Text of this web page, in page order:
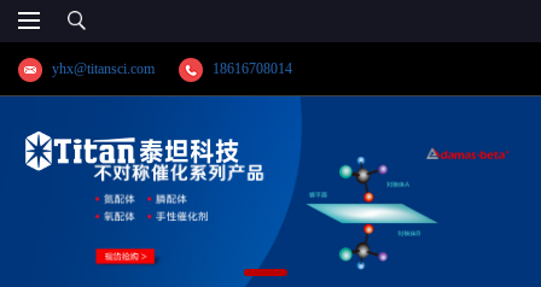
yhx@titansci.com 18616708014